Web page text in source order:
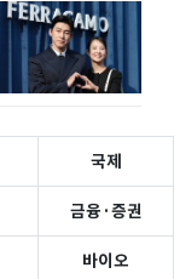
국제
금융·증권
바이오